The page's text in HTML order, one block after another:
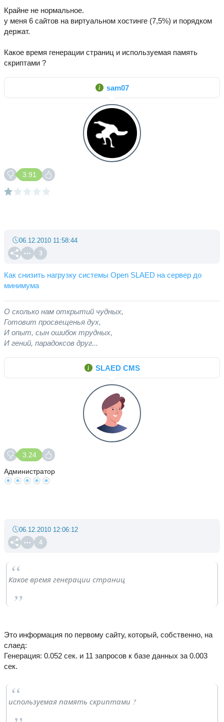
Крайне не нормальное.
у меня 6 сайтов на виртуальном хостинге (7,5%) и порядком
держат.
Какое время генерации страниц и используемая память
скриптами ?
sam07
3.91
3
06.12.2010 11:58:44
Как снизить нагрузку системы Open SLAED на сервер до
минимума
О сколько нам открытий чудных,
Готовит просвещенья дух,
И опыт, сын ошибок трудных,
И гений, парадоксов друг...
SLAED CMS
3.24
Администратор
4
06.12.2010 12:06:12
Какое время генерации страниц
Это информация по первому сайту, который, собственно, на
слаед:
Генерация: 0.052 сек. и 11 запросов к базе данных за 0.003
сек.
используемая память скриптами ?